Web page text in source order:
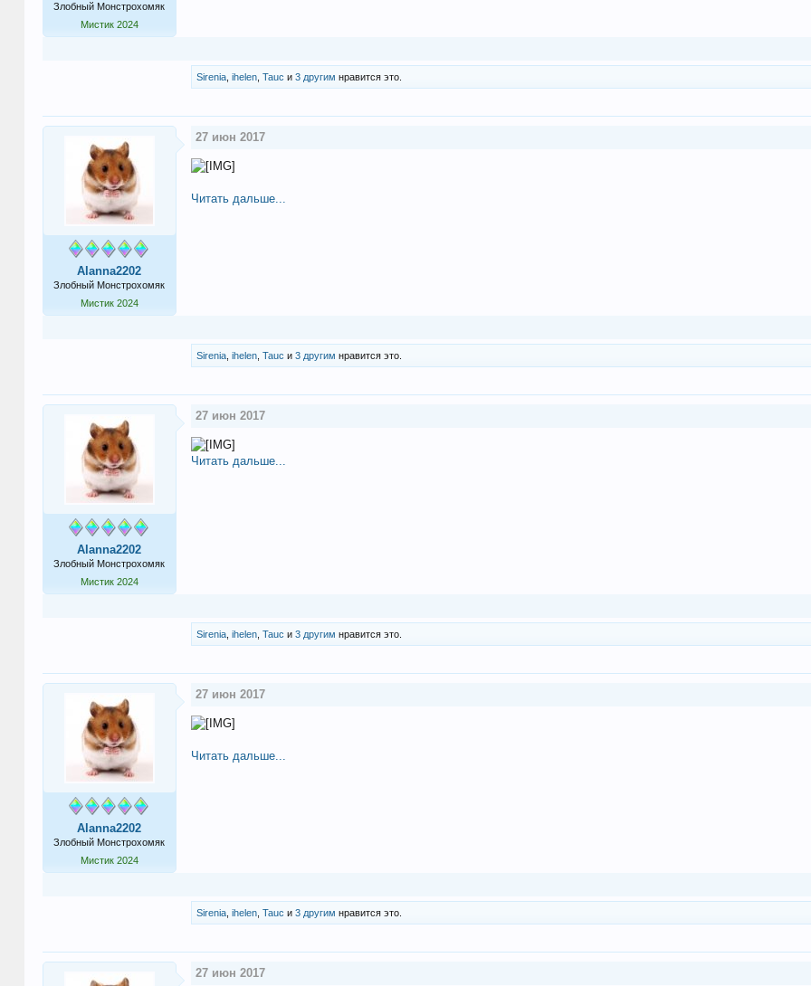
Злобный Монстрохомяк
Мистик 2024
Sirenia, ihelen, Tauc и 3 другим нравится это.
Alanna2202
Злобный Монстрохомяк
Мистик 2024
27 июн 2017
Читать дальше...
Sirenia, ihelen, Tauc и 3 другим нравится это.
Alanna2202
Злобный Монстрохомяк
Мистик 2024
27 июн 2017
Читать дальше...
Sirenia, ihelen, Tauc и 3 другим нравится это.
Alanna2202
Злобный Монстрохомяк
Мистик 2024
27 июн 2017
Читать дальше...
Sirenia, ihelen, Tauc и 3 другим нравится это.
27 июн 2017